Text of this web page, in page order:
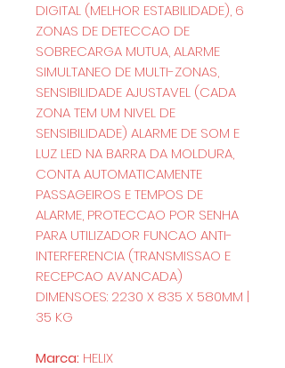
DIGITAL (MELHOR ESTABILIDADE), 6
ZONAS DE DETECCAO DE
SOBRECARGA MUTUA, ALARME
SIMULTANEO DE MULTI-ZONAS,
SENSIBILIDADE AJUSTAVEL (CADA
ZONA TEM UM NIVEL DE
SENSIBILIDADE) ALARME DE SOM E
LUZ LED NA BARRA DA MOLDURA,
CONTA AUTOMATICAMENTE
PASSAGEIROS E TEMPOS DE
ALARME, PROTECCAO POR SENHA
PARA UTILIZADOR FUNCAO ANTI-
INTERFERENCIA (TRANSMISSAO E
RECEPCAO AVANCADA)
DIMENSOES: 2230 X 835 X 580MM |
35 KG
Marca: HELIX